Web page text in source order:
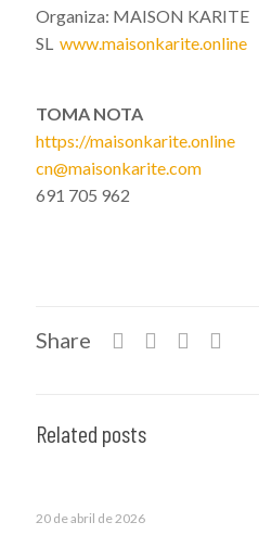
Organiza: MAISON KARITE
SL www.maisonkarite.online
TOMA NOTA
https://maisonkarite.online
cn@maisonkarite.com
691 705 962
Share
Related posts
20 de abril de 2026